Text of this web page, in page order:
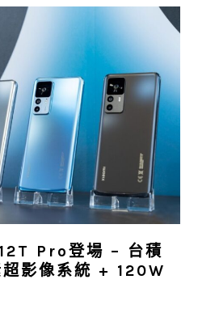
Pro登場 – 台積
影像系統 + 120W